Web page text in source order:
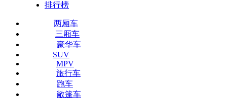
排行榜
两厢车
三厢车
豪华车
SUV
MPV
旅行车
跑车
敞篷车